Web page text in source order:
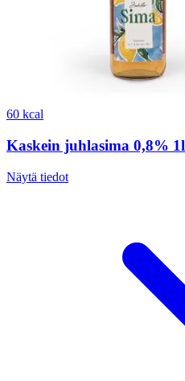
60 kcal
Kaskein juhlasima 0,8% 1l
Näytä tiedot